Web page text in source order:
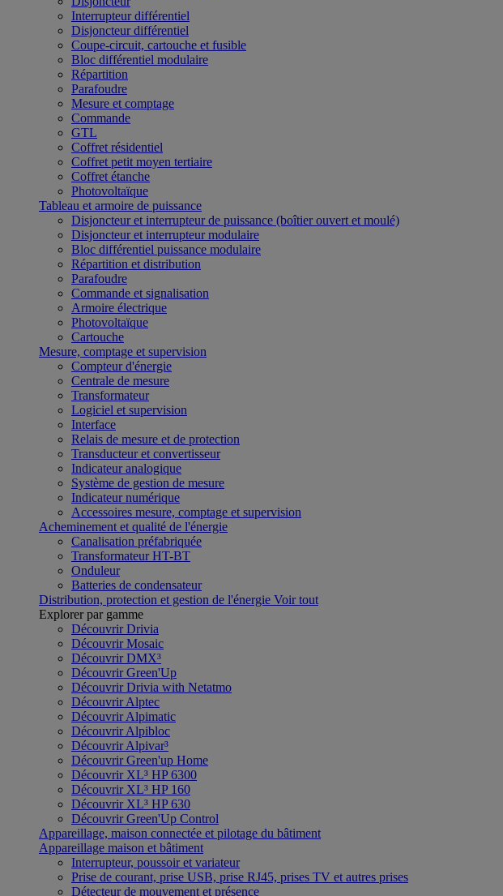
Interrupteur différentiel
Disjoncteur différentiel
Coupe-circuit, cartouche et fusible
Bloc différentiel modulaire
Répartition
Parafoudre
Mesure et comptage
Commande
GTL
Coffret résidentiel
Coffret petit moyen tertiaire
Coffret étanche
Photovoltaïque
Tableau et armoire de puissance
Disjoncteur et interrupteur de puissance (boîtier ouvert et moulé)
Disjoncteur et interrupteur modulaire
Bloc différentiel puissance modulaire
Répartition et distribution
Parafoudre
Commande et signalisation
Armoire électrique
Photovoltaïque
Cartouche
Mesure, comptage et supervision
Compteur d'énergie
Centrale de mesure
Transformateur
Logiciel et supervision
Interface
Relais de mesure et de protection
Transducteur et convertisseur
Indicateur analogique
Système de gestion de mesure
Indicateur numérique
Accessoires mesure, comptage et supervision
Acheminement et qualité de l'énergie
Canalisation préfabriquée
Transformateur HT-BT
Onduleur
Batteries de condensateur
Distribution, protection et gestion de l'énergie Voir tout
Explorer par gamme
Découvrir Drivia
Découvrir Mosaic
Découvrir DMX³
Découvrir Green'Up
Découvrir Drivia with Netatmo
Découvrir Alptec
Découvrir Alpimatic
Découvrir Alpibloc
Découvrir Alpivar³
Découvrir Green'up Home
Découvrir XL³ HP 6300
Découvrir XL³ HP 160
Découvrir XL³ HP 630
Découvrir Green'Up Control
Appareillage, maison connectée et pilotage du bâtiment
Appareillage maison et bâtiment
Interrupteur, poussoir et variateur
Prise de courant, prise USB, prise RJ45, prises TV et autres prises
Détecteur de mouvement et présence